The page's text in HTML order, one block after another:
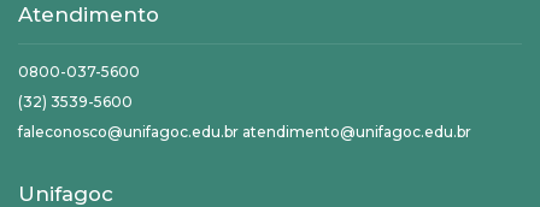
Atendimento
0800-037-5600
(32) 3539-5600
faleconosco@unifagoc.edu.br atendimento@unifagoc.edu.br
Unifagoc